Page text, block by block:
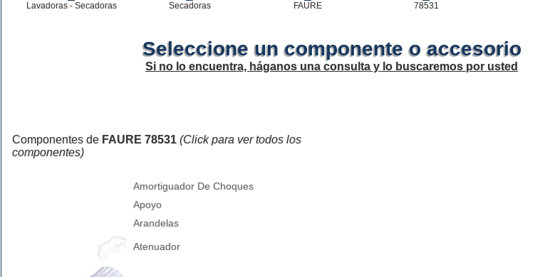
Lavadoras - Secadoras Secadoras FAURE 78531
Seleccione un componente o accesorio
Si no lo encuentra, háganos una consulta y lo buscaremos por usted
Componentes de FAURE 78531 (Click para ver todos los
componentes)
Amortiguador De Choques
Apoyo
Arandelas
Atenuador